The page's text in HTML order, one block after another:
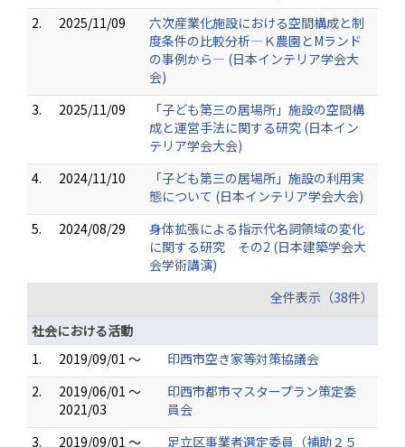
2.
2025/11/09
六次産業化施設における空間構成と制
度条件の比較分析―Ｋ農園とМランド
の事例から― (日本インテリア学会大
会)
3.
2025/11/09
「子ども第三の居場所」施設の空間構
成と運営手法に関する研究 (日本イン
テリア学会大会)
4.
2024/11/10
「子ども第三の居場所」施設の利用実
態について (日本インテリア学会大会)
5.
2024/08/29
身体拡張による指示代名詞領域の変化
に関する研究 その2 (日本建築学会大
会学術講演)
全件表示（38件）
社会における活動
1.
2019/09/01 ～
印西市空き家等対策協議会
2.
2019/06/01 ～
2021/03
印西市都市マスタープラン策定委
員会
3.
2019/09/01 ～
足立区事業者選定委員（補助２５